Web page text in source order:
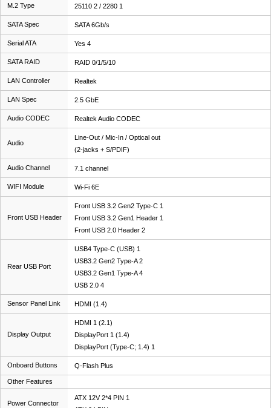
M.2 Type 25110 2 / 2280 1
SATA Spec SATA 6Gb/s
Serial ATA Yes 4
SATA RAID RAID 0/1/5/10
LAN Controller Realtek
LAN Spec 2.5 GbE
Audio CODEC Realtek Audio CODEC
Audio
Line-Out / Mic-In / Optical out
(2-jacks + S/PDIF)
Audio Channel 7.1 channel
WIFI Module Wi-Fi 6E
Front USB Header
Front USB 3.2 Gen2 Type-C 1
Front USB 3.2 Gen1 Header 1
Front USB 2.0 Header 2
Rear USB Port
USB4 Type-C (USB) 1
USB3.2 Gen2 Type-A 2
USB3.2 Gen1 Type-A 4
USB 2.0 4
Sensor Panel Link HDMI (1.4)
Display Output
HDMI 1 (2.1)
DisplayPort 1 (1.4)
DisplayPort (Type-C; 1.4) 1
Onboard Buttons Q-Flash Plus
Other Features
Power Connector
ATX 12V 2*4 PIN 1